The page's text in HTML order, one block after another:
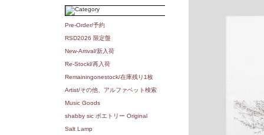
Pre-Order/予約
RSD2026 限定盤
New-Arrival/新入荷
Re-Stockl/再入荷
Remainingonestock/在庫残り1枚
Artist/その他、アルファベット検索
Music Goods
shabby sic ポエトリー Original
Salt Lamp